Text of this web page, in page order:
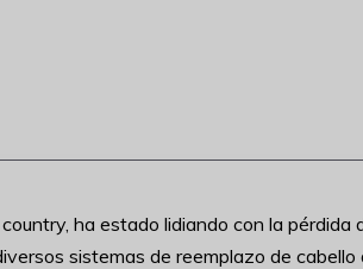
ha estado lidiando con la
sistemas de reemplazo de cabello